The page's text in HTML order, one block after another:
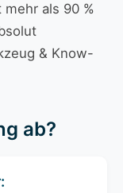
mehr als 90 %
& Know-
ab?